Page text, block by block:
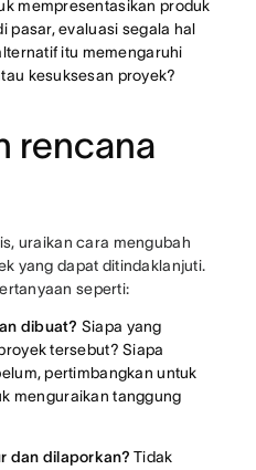
mempresentasikan produk
pasar, evaluasi segala hal
itu memengaruhi
kesuksesan proyek?
rencana
uraikan cara mengubah
yang dapat ditindaklanjuti.
seperti:
dibuat? Siapa yang
tersebut? Siapa
pertimbangkan untuk
menguraikan tanggung
dan dilaporkan? Tidak